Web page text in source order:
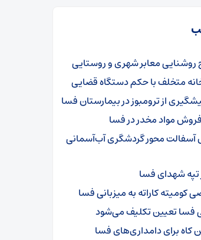
معابر شهری و روستایی
متخلف با حکم دستگاه قضایی
از ترومبوز در بیمارستان فسا
آسفالت محور گردشگری آب‌آسمانی
تپه شهدای فسا
کومیته کاراته به میزبانی فسا
فسا تعیین تکلیف می‌شود